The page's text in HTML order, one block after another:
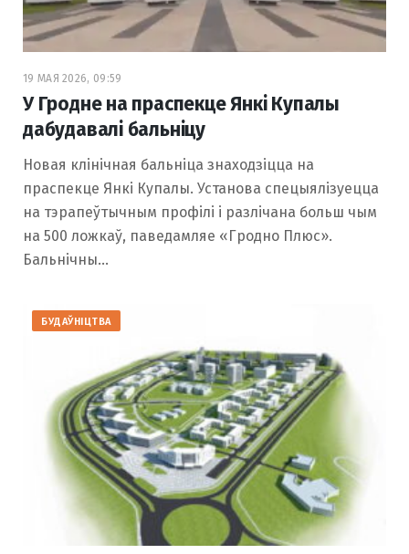
19 МАЯ 2026, 09:59
У Гродне на праспекце Янкі Купалы
дабудавалі бальніцу
Новая клінічная бальніца знаходзіцца на
праспекце Янкі Купалы. Установа спецыялізуецца
на тэрапеўтычным профілі і разлічана больш чым
на 500 ложкаў, паведамляе «Гродно Плюс».
Бальнічны…
БУДАЎНІЦТВА